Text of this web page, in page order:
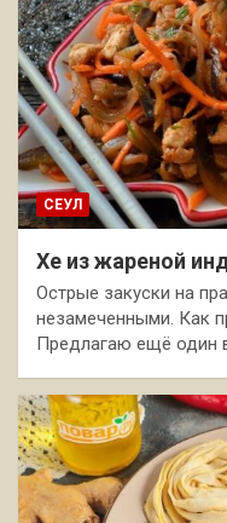
СЕУЛ
Хе из жареной
Острые закуски на
незамеченными. Как
Предлагаю ещё один